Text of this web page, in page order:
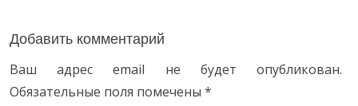
o
r
Добавить комментарий
Ваш адрес email не будет опубликован.
Обязательные поля помечены *